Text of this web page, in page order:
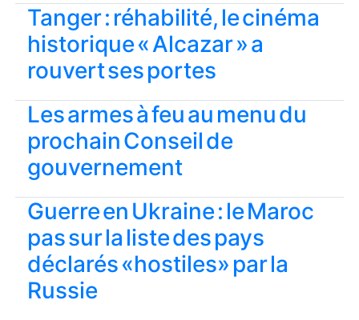
Tanger : réhabilité, le cinéma
historique « Alcazar » a
rouvert ses portes
Les armes à feu au menu du
prochain Conseil de
gouvernement
Guerre en Ukraine : le Maroc
pas sur la liste des pays
déclarés «hostiles» par la
Russie